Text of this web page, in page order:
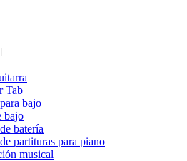
Tab
bajo
bajo
batería
partituras para piano
musical